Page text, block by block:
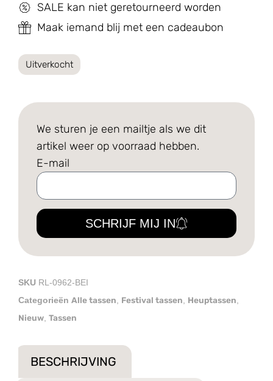
SALE kan niet geretourneerd worden
Maak iemand blij met een cadeaubon
Uitverkocht
We sturen je een mailtje als we dit
artikel weer op voorraad hebben.
E-mail
SCHRIJF MIJ IN
SKU RL-0962-BEI
Categorieën Alle tassen Festival tassen Heuptassen
Nieuw Tassen
BESCHRIJVING